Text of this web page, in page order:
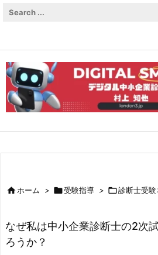
ホーム > 受験指導 > 診断士受験
なぜ私は中小企業診断士の2次
ろうか？